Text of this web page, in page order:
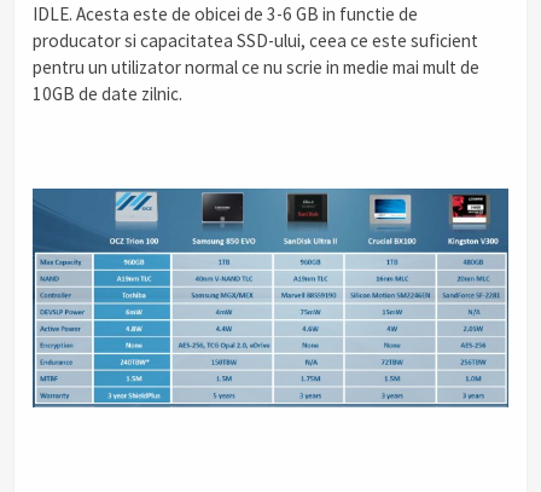
IDLE. Acesta este de obicei de 3-6 GB in functie de
producator si capacitatea SSD-ului, ceea ce este suficient
pentru un utilizator normal ce nu scrie in medie mai mult de
10GB de date zilnic.